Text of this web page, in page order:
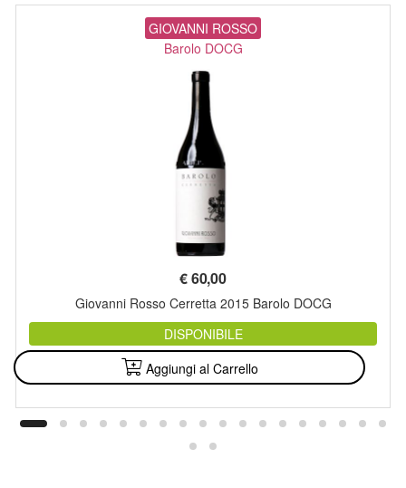
GIOVANNI ROSSO
Barolo DOCG
€60,00
Giovanni Rosso Cerretta 2015 Barolo DOCG
DISPONIBILE
Aggiungi al Carrello